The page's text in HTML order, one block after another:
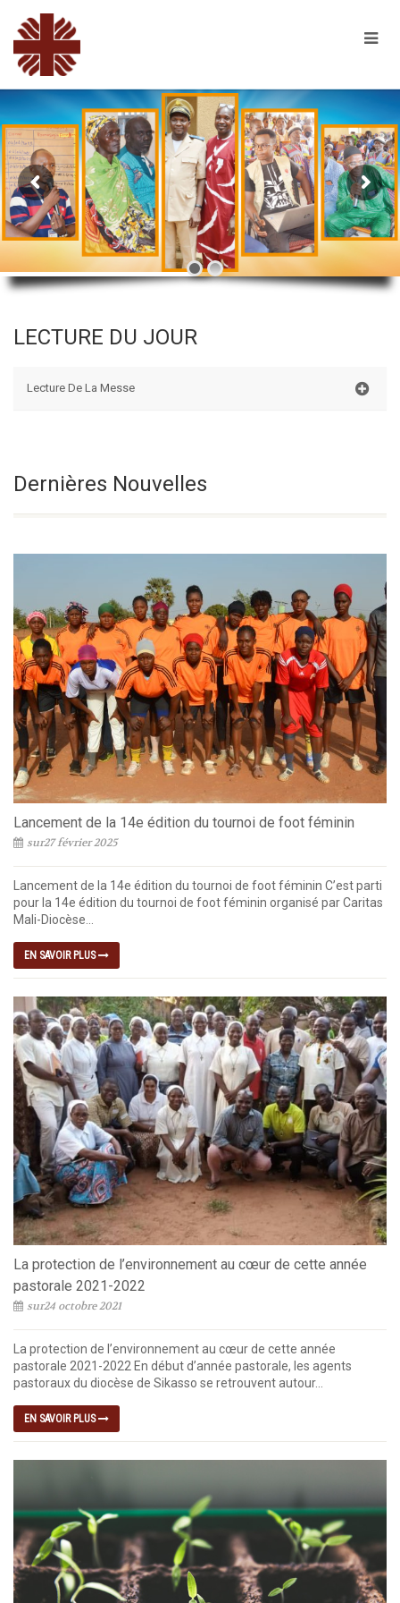
LECTURE DU JOUR
Lecture De La Messe
La 18e Semaine
Du Temps Ordinaire
Dernières Nouvelles
Lancement de la 14e édition du tournoi de foot féminin
sur27 février 2025
Lancement de la 14e édition du tournoi de foot féminin C’est parti
pour la 14e édition du tournoi de foot féminin organisé par Caritas
Mali-Diocèse...
EN SAVOIR PLUS
La protection de l’environnement au cœur de cette année
pastorale 2021-2022
sur24 octobre 2021
La protection de l’environnement au cœur de cette année
pastorale 2021-2022 En début d’année pastorale, les agents
pastoraux du diocèse de Sikasso se retrouvent autour...
EN SAVOIR PLUS